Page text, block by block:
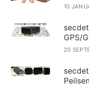
10
GPS/
20